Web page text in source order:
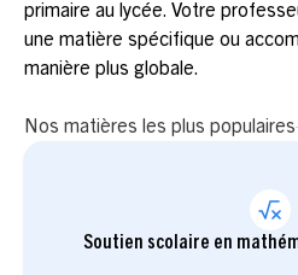
primaire au lycée. Votre
une matière spécifique ou
manière plus globale.
Nos matières les plus populaires
Soutien scolaire en